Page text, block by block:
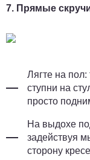
7. Прямые
Лягте на пол:
ступни на
просто
На выдохе
задействуя
сторону